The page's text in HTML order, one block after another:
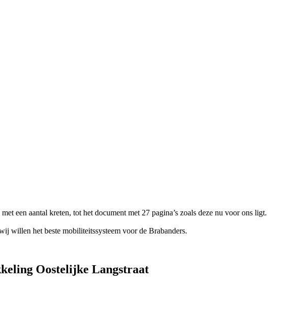
een aantal kreten, tot het document met 27 pagina’s zoals deze nu voor ons ligt.
willen het beste mobiliteitssysteem voor de Brabanders.
Oostelijke Langstraat